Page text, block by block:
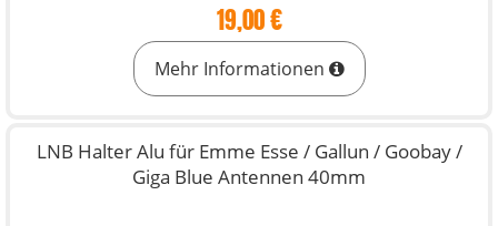
19,00 €
Mehr Informationen
LNB Halter Alu für Emme Esse / Gallun / Goobay /
Giga Blue Antennen 40mm